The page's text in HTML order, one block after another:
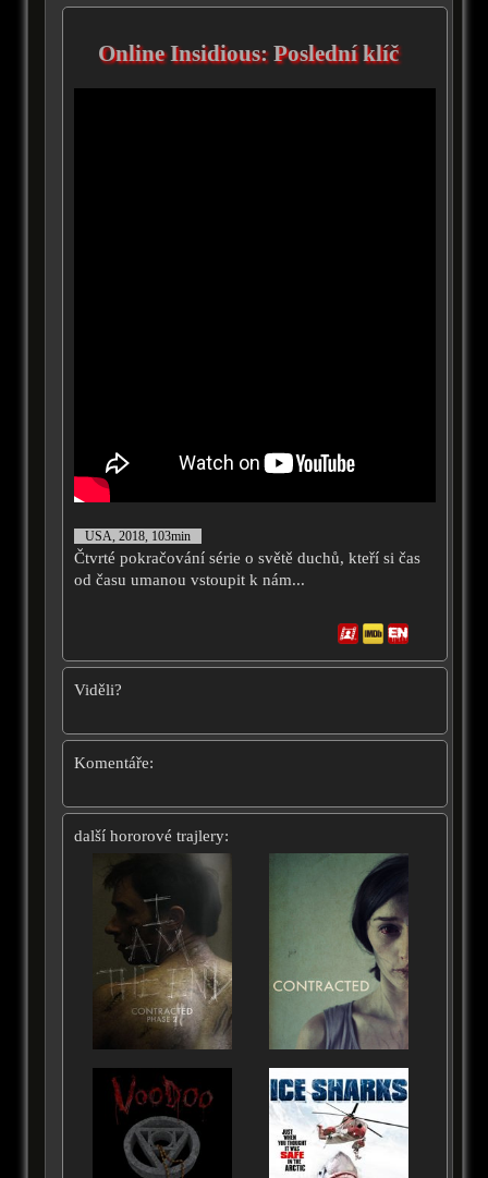
Online Insidious: Poslední klíč
USA, 2018, 103min
Čtvrté pokračování série o světě duchů, kteří si čas
od času umanou vstoupit k nám...
Viděli?
Komentáře:
další hororové trajlery: